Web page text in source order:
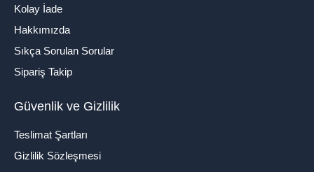
Kolay İade
Hakkımızda
Sıkça Sorulan Sorular
Sipariş Takip
Güvenlik ve Gizlilik
Teslimat Şartları
Gizlilik Sözleşmesi